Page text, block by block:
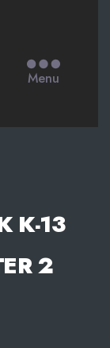
Menu
K-13
2